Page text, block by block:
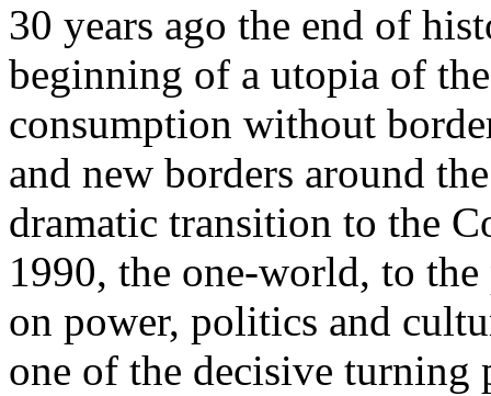
30 years ago the end of
beginning of a utopia of
consumption without
and new borders around
dramatic transition to the
1990, the one-world, to the
on power, politics and
one of the decisive turning